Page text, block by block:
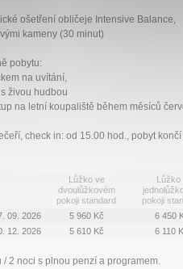
ošetření obličeje Intensive Balance,
kameny (30 minut)
pobytu:
na uvítání,
živou hudbou
na letní koupaliště během měsíců
check in: od 15.00 hod., pobyt
Lůžko ve
dvoulůžkovém
pokoji standard
Lůžko
pokoji
09. 2026
5 960 Kč 6 450
12. 2026
5 610 Kč 6 110
/ 2 noci s plnou penzí a programem.